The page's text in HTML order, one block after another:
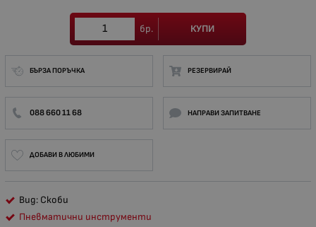
бр. КУПИ
БЪРЗА ПОРЪЧКА РЕЗЕРВИРАЙ
088 660 11 68 НАПРАВИ ЗАПИТВАНЕ
ДОБАВИ В ЛЮБИМИ
Вид: Скоби
Пневматични инструменти